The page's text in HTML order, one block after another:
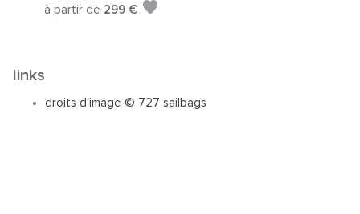
à partir de 299 €
links
droits d'image © 727 sailbags